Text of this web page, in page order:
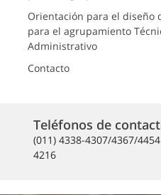
Orientación para el diseño
para el agrupamiento
Administrativo
Contacto
Teléfonos de
(011) 4338-4307/4367/
4216